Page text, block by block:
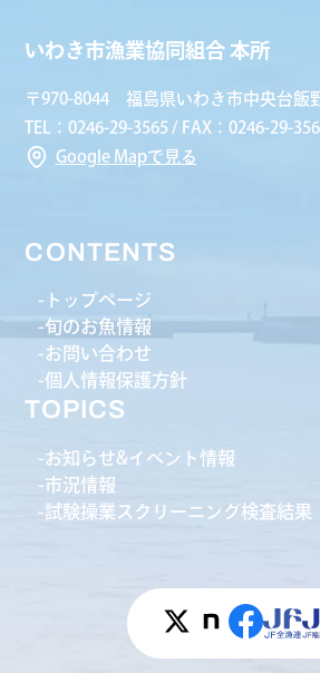
いわき市漁業協同組合 本所
〒970-8044 福島県いわき市中央台飯
TEL：0246-29-3565 / FAX：0246-29-
Google Mapで見る
CONTENTS
トップページ
旬のお魚情報
お問い合わせ
個人情報保護方針
TOPICS
お知らせ&イベント情報
市況情報
試験操業スクリーニング検査結果